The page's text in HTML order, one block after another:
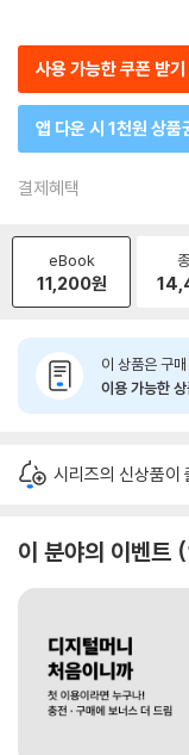
사용 가능한 쿠폰 받기
앱 다운 시 1천원 상품
결제혜택
eBook
11,200원
이 상품은 구
이용 가능한
시리즈의 신상품이
이 분야의 이벤트